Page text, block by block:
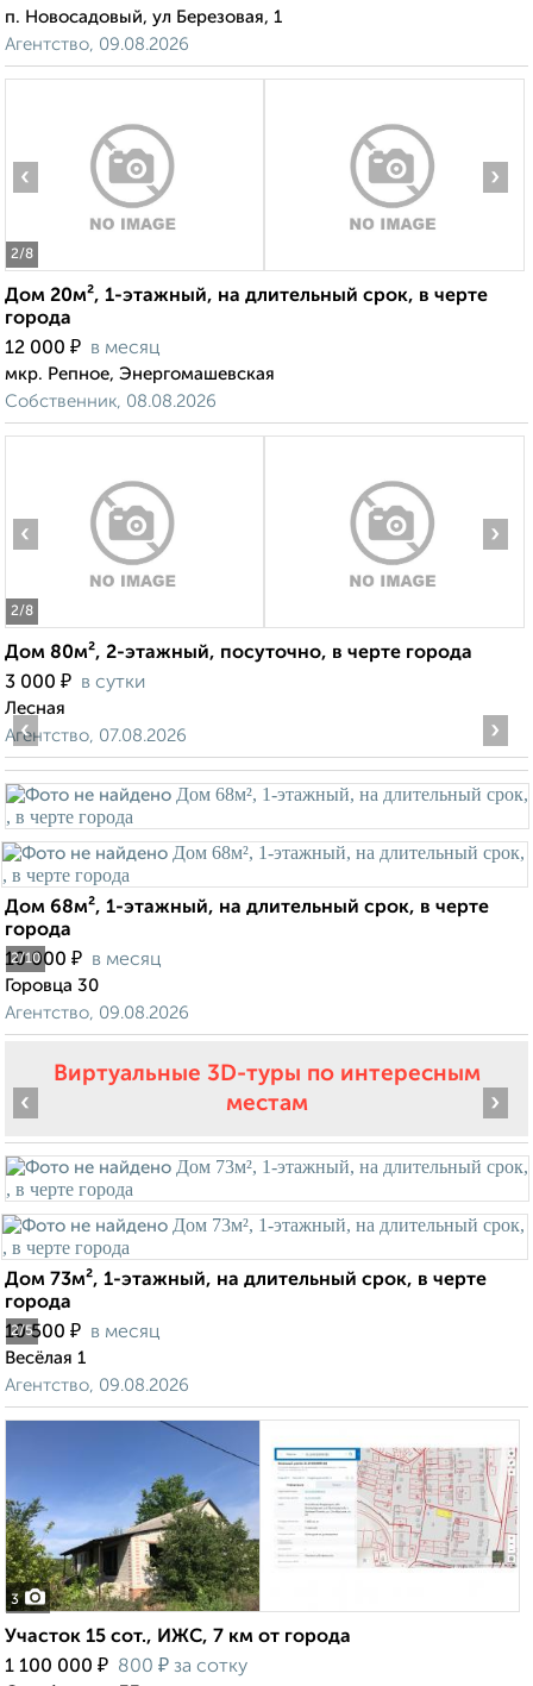
п. Новосадовый, ул Березовая, 1
Агентство, 09.08.2026
2/8
‹ ›
Дом 20м², 1-этажный, на длительный срок, в черте
города
12 000 ₽ в месяц
мкр. Репное, Энергомашевская
Собственник, 08.08.2026
2/8
‹ ›
Дом 80м², 2-этажный, посуточно, в черте города
3 000 ₽ в сутки
Лесная
Агентство, 07.08.2026
2/10
‹ ›
Дом 68м², 1-этажный, на длительный срок, в черте
города
10 000 ₽ в месяц
Горовца 30
Агентство, 09.08.2026
Виртуальные 3D-туры по интересным
местам
2/5
‹ ›
Дом 73м², 1-этажный, на длительный срок, в черте
города
10 500 ₽ в месяц
Весёлая 1
Агентство, 09.08.2026
3
Участок 15 сот., ИЖС, 7 км от города
1 100 000 ₽ 800 ₽ за сотку